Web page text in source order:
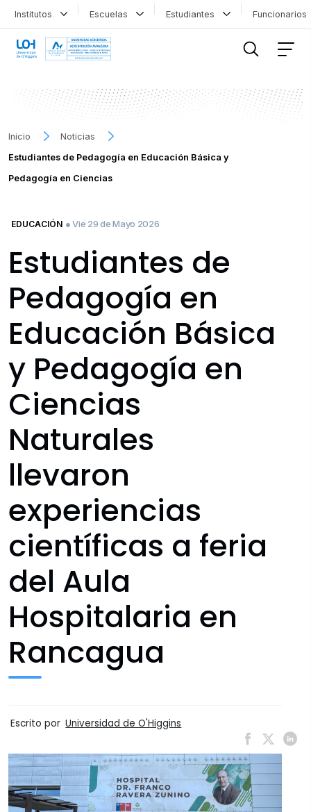
Institutos Escuelas Estudiantes
Inicio
Noticias
Estudiantes de Pedagogía en Educación Básica y
Pedagogía en Ciencias
EDUCACIÓN ● Vie 29 de Mayo 2026
Estudiantes de
Pedagogía en
Educación Básica
y Pedagogía en
Ciencias
Naturales
llevaron
experiencias
científicas a feria
del Aula
Hospitalaria en
Rancagua
Escrito por Universidad de O'Higgins